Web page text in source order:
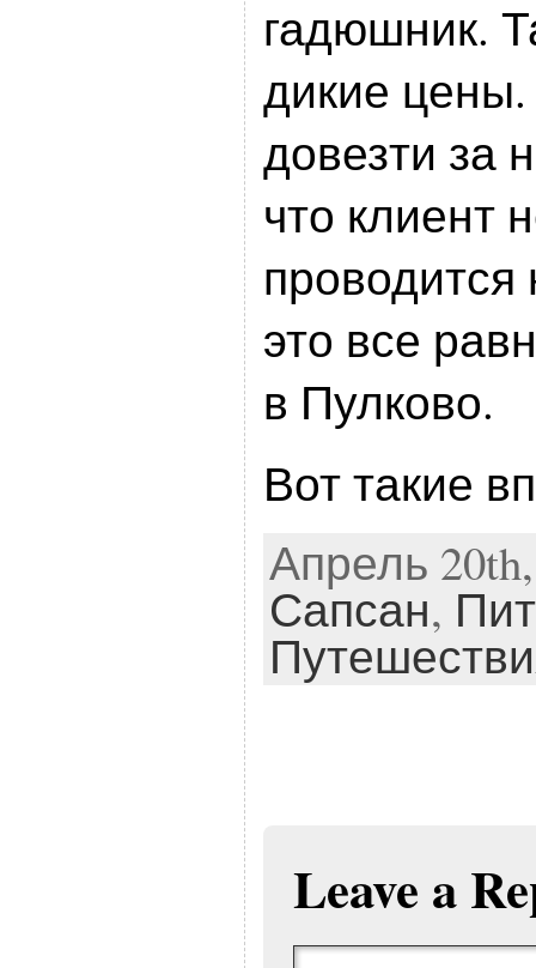
гадюшник.
дикие
довезти за
что клиент
это все
в Пулково.
Вот такие
Апрель
Сапсан,
Leave a